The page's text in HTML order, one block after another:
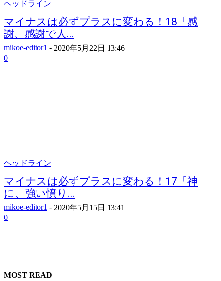
ヘッドライン
マイナスは必ずプラスに変わる！18「感
謝、感謝で人...
mikoe-editor1 - 2020年5月22日 13:46
0
ヘッドライン
マイナスは必ずプラスに変わる！17「神
に、強い憤り...
mikoe-editor1 - 2020年5月15日 13:41
0
MOST READ